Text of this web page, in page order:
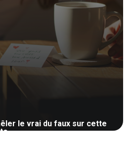
le vrai du faux sur cette